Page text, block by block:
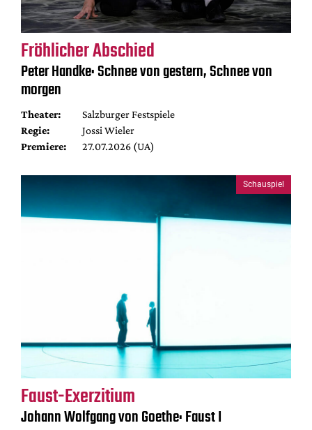
Fröhlicher Abschied
Peter Handke: Schnee von gestern, Schnee von
morgen
Theater:
Salzburger Festspiele
Regie:
Jossi Wieler
Premiere:
27.07.2026 (UA)
Schauspiel
Faust-Exerzitium
Johann Wolfgang von Goethe: Faust I